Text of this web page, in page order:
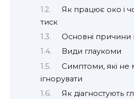
Як працює око і
тиск
Основні причини
Види глаукоми
Симптоми, які не
ігнорувати
Як діагностують